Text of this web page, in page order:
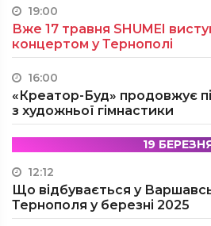
19:00
Вже 17 травня SHUMEI
концертом у Тернополі
16:00
«Креатор-Буд» продовжує
з художньої гімнастики
19
12:12
Що відбувається у
Тернополя у березні 2025